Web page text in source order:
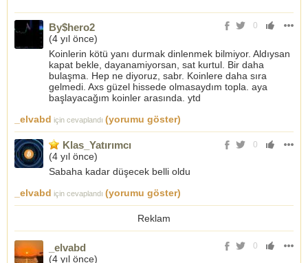
0
By$hero2
(4 yıl önce)
Koinlerin kötü yanı durmak dinlenmek bilmiyor. Aldıysan
kapat bekle, dayanamiyorsan, sat kurtul. Bir daha
bulaşma. Hep ne diyoruz, sabr. Koinlere daha sıra
gelmedi. Axs güzel hissede olmasaydım topla. aya
başlayacağım koinler arasında. ytd
_elvabd için cevaplandı (yorumu göster)
0
Klas_Yatırımcı
(4 yıl önce)
Sabaha kadar düşecek belli oldu
_elvabd için cevaplandı (yorumu göster)
Reklam
0
_elvabd
(4 yıl önce)